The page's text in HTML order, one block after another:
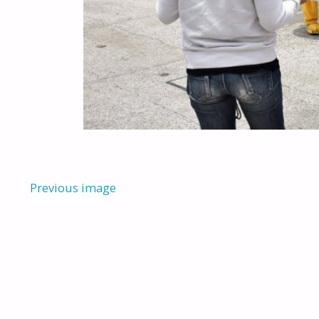
Previous image